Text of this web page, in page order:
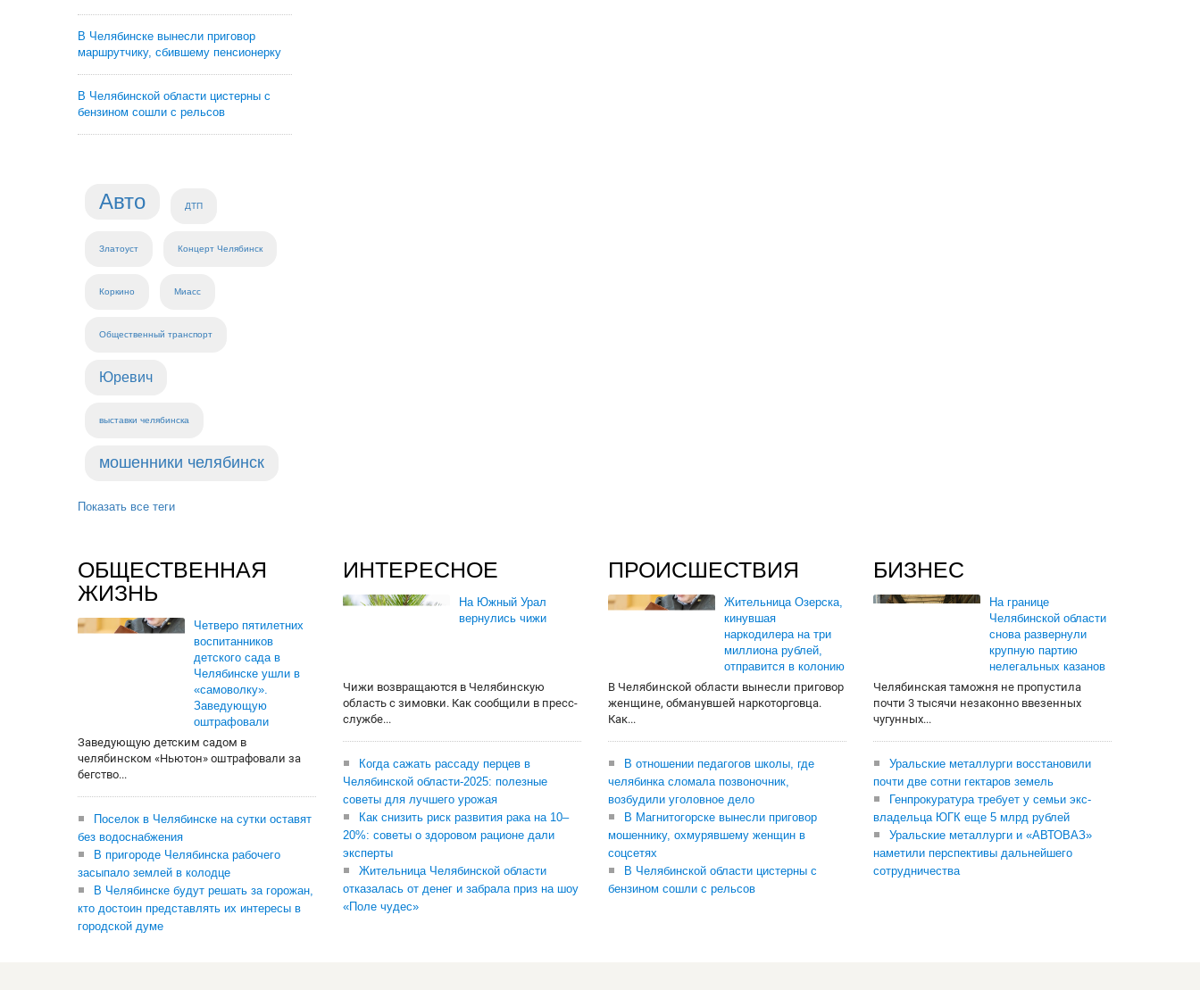
В Челябинске вынесли приговор
маршрутчику, сбившему пенсионерку
В Челябинской области цистерны с
бензином сошли с рельсов
Авто ДТП
Златоуст Концерт Челябинск
Коркино Миасс
Общественный транспорт
Юревич
выставки челябинска
мошенники челябинск
Показать все теги
ОБЩЕСТВЕННАЯ
ЖИЗНЬ
Четверо пятилетних
воспитанников
детского сада в
Челябинске ушли в
«самоволку».
Заведующую
оштрафовали
Заведующую детским садом в
челябинском «Ньютон» оштрафовали за
бегство...
Поселок в Челябинске на сутки оставят
без водоснабжения
В пригороде Челябинска рабочего
засыпало землей в колодце
В Челябинске будут решать за горожан,
кто достоин представлять их интересы в
городской думе
ИНТЕРЕСНОЕ
На Южный Урал
вернулись чижи
Чижи возвращаются в Челябинскую
область с зимовки. Как сообщили в пресс-
службе...
Когда сажать рассаду перцев в
Челябинской области-2025: полезные
советы для лучшего урожая
Как снизить риск развития рака на 10–
20%: советы о здоровом рационе дали
эксперты
Жительница Челябинской области
отказалась от денег и забрала приз на шоу
«Поле чудес»
ПРОИСШЕСТВИЯ
Жительница Озерска,
кинувшая
наркодилера на три
миллиона рублей,
отправится в колонию
В Челябинской области вынесли приговор
женщине, обманувшей наркоторговца.
Как...
В отношении педагогов школы, где
челябинка сломала позвоночник,
возбудили уголовное дело
В Магнитогорске вынесли приговор
мошеннику, охмурявшему женщин в
соцсетях
В Челябинской области цистерны с
бензином сошли с рельсов
БИЗНЕС
На границе
Челябинской области
снова развернули
крупную партию
нелегальных казанов
Челябинская таможня не пропустила
почти 3 тысячи незаконно ввезенных
чугунных...
Уральские металлурги восстановили
почти две сотни гектаров земель
Генпрокуратура требует у семьи экс-
владельца ЮГК еще 5 млрд рублей
Уральские металлурги и «АВТОВАЗ»
наметили перспективы дальнейшего
сотрудничества